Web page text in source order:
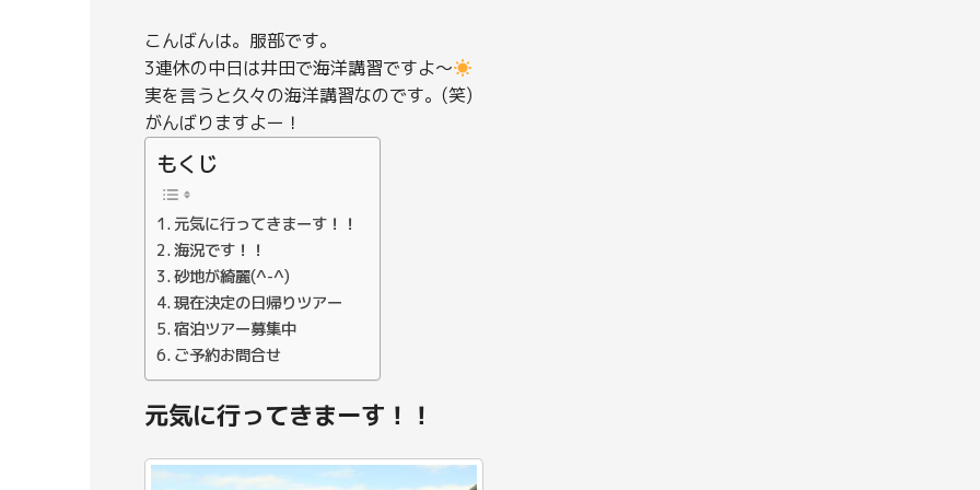
こんばんは。服部です。
3連休の中日は井田で海洋講習ですよ～
実を言うと久々の海洋講習なのです。(笑)
がんばりますよー！
もくじ
元気に行ってきまーす！！
海況です！！
砂地が綺麗(^-^)
現在決定の日帰りツアー
宿泊ツアー募集中
ご予約お問合せ
元気に行ってきまーす！！